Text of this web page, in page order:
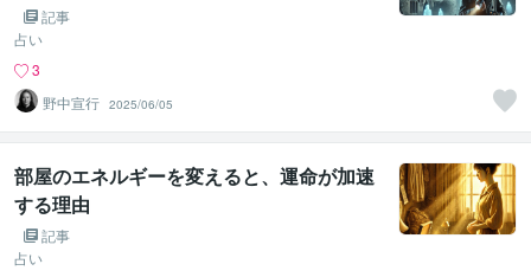
記事
占い
3
野中宣行 2025/06/05
部屋のエネルギーを変えると、運命が加速
する理由
記事
占い